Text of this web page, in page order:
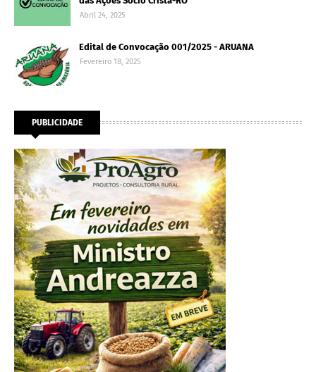
Abril 24, 2025
Edital de Convocação 001/2025 - ARUANA
Fevereiro 18, 2025
PUBLICIDADE